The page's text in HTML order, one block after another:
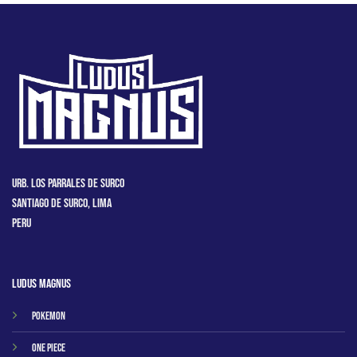
Urb. Los Parrales de Surco
Santiago de Surco, Lima
Peru
Ludus Magnus
Pokemon
One Piece